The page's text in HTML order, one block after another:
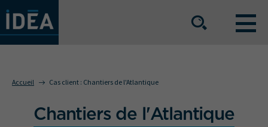
NOS ATOUTS
Accueil Cas client : Chantiers de l'Atlantique
Chantiers de l'Atlantique